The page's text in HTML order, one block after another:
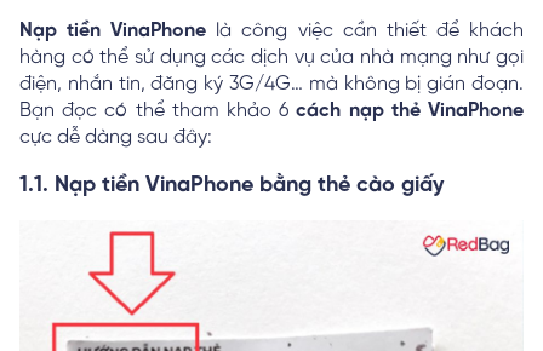
Nạp tiền VinaPhone
là công việc cần thiết để khách
hàng có thể sử dụng các dịch vụ của nhà mạng như gọi
điện, nhắn tin, đăng ký 3G/4G… mà không bị gián đoạn.
Bạn đọc có thể tham khảo 6cách nạp thẻ VinaPhone
cực dễ dàng sau đây:
1.1. Nạp tiền VinaPhone bằng thẻ cào giấy